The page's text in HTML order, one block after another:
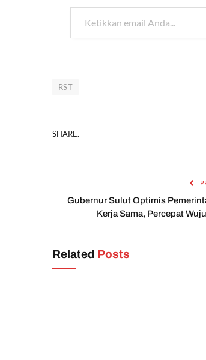
Ketikkan email Anda...
RST
SHARE.
Gubernur Sulut Optimis
Kerja Sama, Percepat
Related Posts